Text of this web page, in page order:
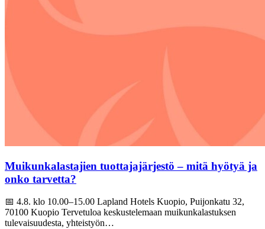
Muikunkalastajien tuottajajärjestö – mitä hyötyä ja
onko tarvetta?
📅 4.8. klo 10.00–15.00 Lapland Hotels Kuopio, Puijonkatu 32,
70100 Kuopio Tervetuloa keskustelemaan muikunkalastuksen
tulevaisuudesta, yhteistyön…